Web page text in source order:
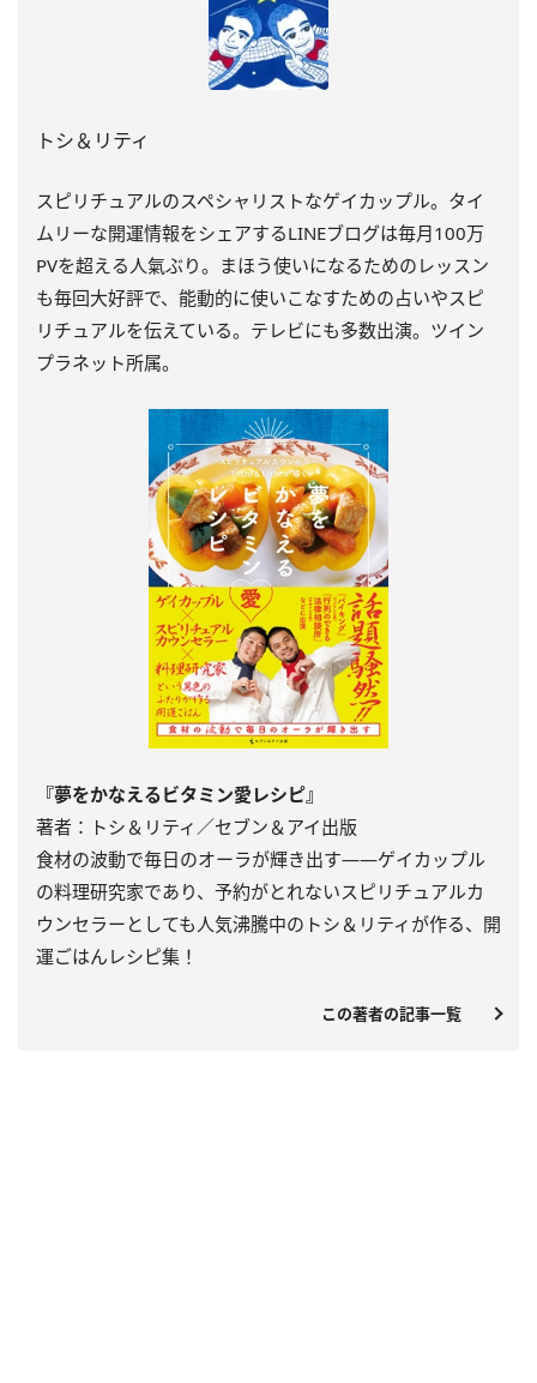
トシ＆リティ
スピリチュアルのスペシャリストなゲイカップル。タイ
ムリーな開運情報をシェアするLINEブログは毎月100万
PVを超える人氣ぶり。まほう使いになるためのレッスン
も毎回大好評で、能動的に使いこなすための占いやスピ
リチュアルを伝えている。テレビにも多数出演。ツイン
プラネット所属。
『夢をかなえるビタミン愛レシピ』
著者：トシ＆リティ／セブン＆アイ出版
食材の波動で毎日のオーラが輝き出す――ゲイカップル
の料理研究家であり、予約がとれないスピリチュアルカ
ウンセラーとしても人気沸騰中のトシ＆リティが作る、開
運ごはんレシピ集！
この著者の記事一覧